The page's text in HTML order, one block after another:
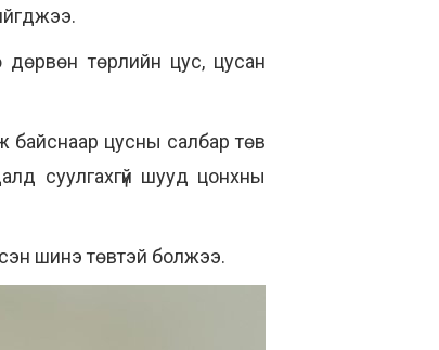
төрлийн цус, цусан
байснаар цусны салбар төв
суулгахгүй шууд цонхны
шинэ төвтэй болжээ.